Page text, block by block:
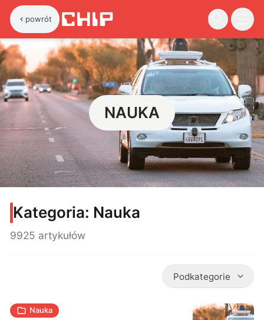
powrót
NAUKA
Kategoria: Nauka
9925 artykułów
Podkategorie
Nauka